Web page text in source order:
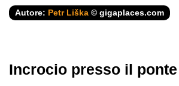
Autore: Petr Liška © gigaplaces.com
Incrocio presso il